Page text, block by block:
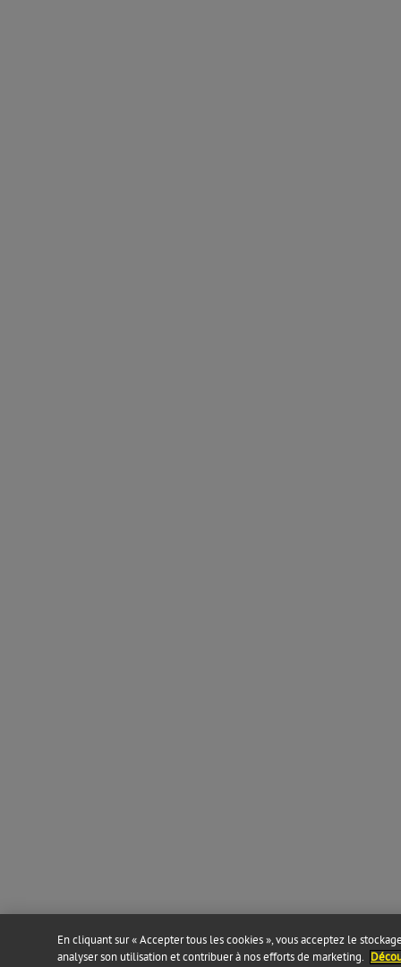
En cliquant sur « Accepter tous les cookies », vous acceptez le
analyser son utilisation et contribuer à nos efforts de marketing.